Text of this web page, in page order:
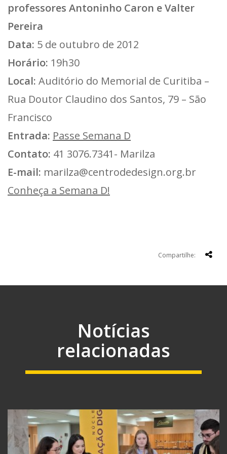
professores Antoninho Caron e Valter
Pereira
Data: 5 de outubro de 2012
Horário: 19h30
Local: Auditório do Memorial de Curitiba –
Rua Doutor Claudino dos Santos, 79 – São
Francisco
Entrada: Passe Semana D
Contato: 41 3076.7341- Marilza
E-mail: marilza@centrodedesign.org.br
Conheça a Semana D!
Compartilhe:
Notícias
relacionadas